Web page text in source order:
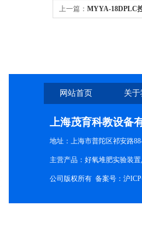
上一篇： MYYA-18DPLC
网站首页 关
上海茂育科教设备
地址：上海市普陀区祁安路
主营产品：好氧堆肥实验装
公司版权所有 备案号： 沪